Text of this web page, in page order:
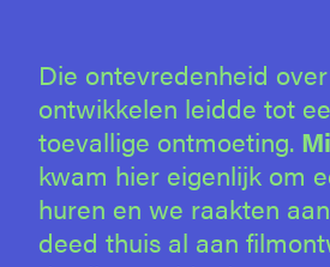
Die ontevredenheid
ontwikkelen leidde tot
toevallige ontmoeting.
kwam hier eigenlijk om
huren en we raakten
deed thuis al aan